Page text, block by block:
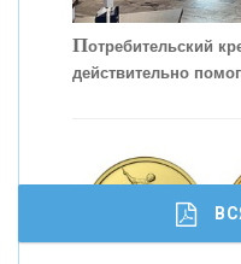
Потребительский
действительно